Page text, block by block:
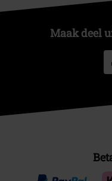
Maak deel